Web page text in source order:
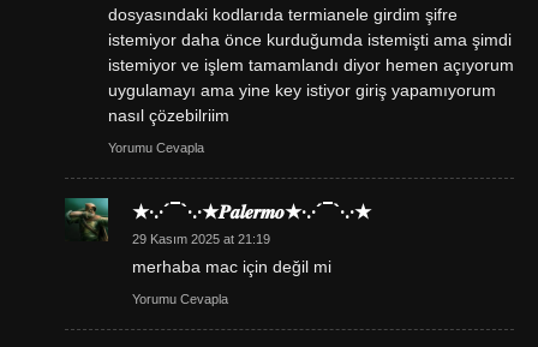
dosyasındaki kodlarıda termianele girdim şifre
istemiyor daha önce kurduğumda istemişti ama şimdi
istemiyor ve işlem tamamlandı diyor hemen açıyorum
uygulamayı ama yine key istiyor giriş yapamıyorum
nasıl çözebilriim
Yorumu Cevapla
★·.·´¯`·.·★𝑷𝒂𝒍𝒆𝒓𝒎𝒐★·.·´¯`·.·★
29 Kasım 2025 at 21:19
merhaba mac için değil mi
Yorumu Cevapla